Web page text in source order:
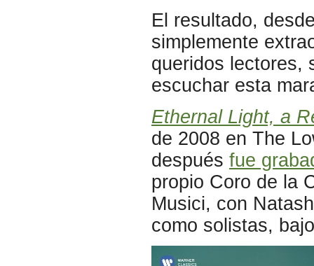
El resultado,
simplemente
queridos lectores,
escuchar esta
Ethernal Light, a
de 2008 en The
después fue
propio Coro de la
Musici, con
como solistas,